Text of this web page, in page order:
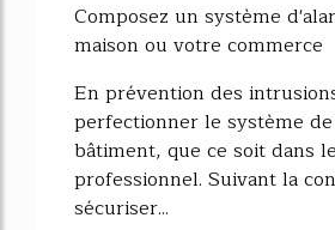
Composez un système
maison ou votre commerce
En prévention des
perfectionner le système
bâtiment, que ce soit dans
professionnel. Suivant la
sécuriser...